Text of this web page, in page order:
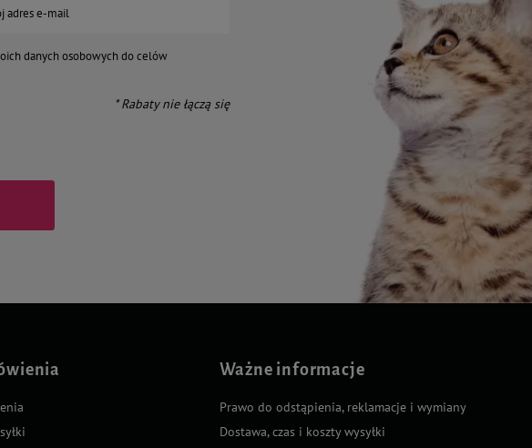
adres e-mail
danych osobowych do celów
* Rabaty nie łączą się
Ważne informacje
Prawo do odstąpienia, reklamacje i wymiany
Dostawa, czas i koszty wysyłki